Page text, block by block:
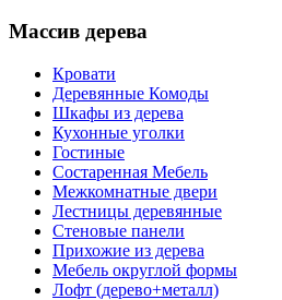
Массив дерева
Кровати
Деревянные Комоды
Шкафы из дерева
Кухонные уголки
Гостиные
Состаренная Мебель
Межкомнатные двери
Лестницы деревянные
Стеновые панели
Прихожие из дерева
Мебель округлой формы
Лофт (дерево+металл)